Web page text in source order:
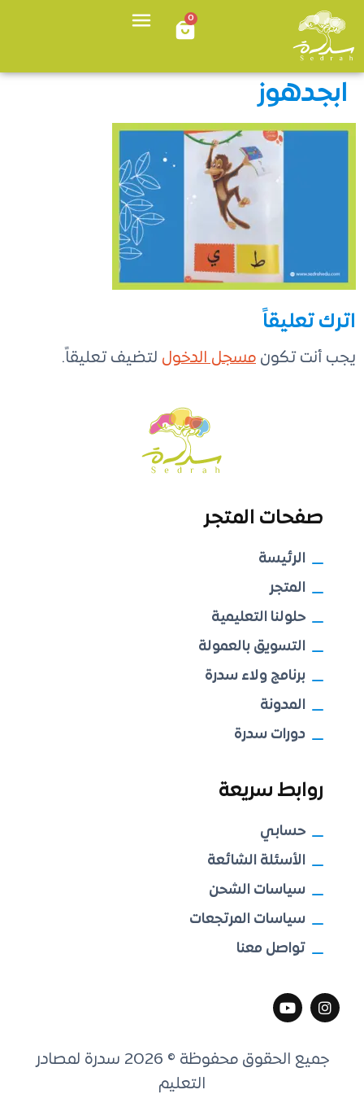
0
ابجدهوز
اترك تعليقاً
يجب أنت تكون مسجل الدخول لتضيف تعليقاً.
صفحات المتجر
الرئيسة
المتجر
حلولنا التعليمية
التسويق بالعمولة
برنامج ولاء سدرة
المدونة
دورات سدرة
روابط سريعة
حسابي
الأسئلة الشائعة
سياسات الشحن
سياسات المرتجعات
تواصل معنا
جميع الحقوق محفوظة © 2026 سدرة لمصادر
التعليم